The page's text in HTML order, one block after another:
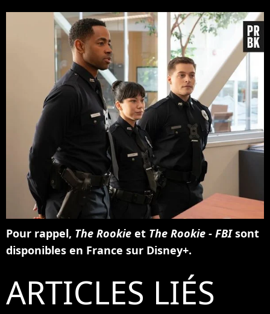
Pour rappel, The Rookie et The Rookie - FBIsont
disponibles en France sur Disney+.
ARTICLES LIÉS